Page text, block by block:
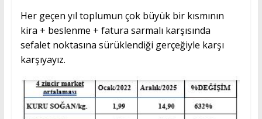
Her geçen yıl toplumun çok büyük bir kısmının
kira + beslenme + fatura sarmalı karşısında
sefalet noktasına sürüklendiği gerçeğiyle karşı
karşıyayız.